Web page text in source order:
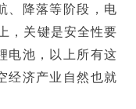
、降落等阶段，电
，关键是安全性要
电池，以上所有这
经济产业自然也就